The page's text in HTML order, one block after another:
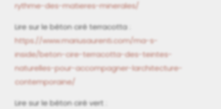
rythme-des-matieres-minerales/
Lire sur le béton ciré terracotta :
https://www.mariusaurenti.com/ma-s-
inside/beton-cire-terracotta-des-teintes-
naturelles-pour-accompagner-larchitecture-
contemporaine/
Lire sur le béton ciré vert :